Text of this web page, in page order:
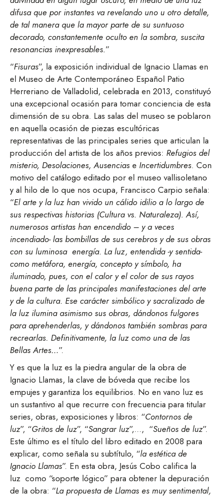
difusa que por instantes va revelando uno u otro detalle,
de tal manera que la mayor parte de su suntuoso
decorado, constantemente oculto en la sombra, suscita
resonancias inexpresables.”
“Fisuras”, la exposición individual de Ignacio Llamas en
el Museo de Arte Contemporáneo Español Patio
Herreriano de Valladolid, celebrada en 2013, constituyó
una excepcional ocasión para tomar conciencia de esta
dimensión de su obra. Las salas del museo se poblaron
en aquella ocasión de piezas escultóricas
representativas de las principales series que articulan la
producción del artista de los años previos: Refugios del
misterio, Desolaciones, Ausencias e Incertidumbres. Con
motivo del catálogo editado por el museo vallisoletano
y al hilo de lo que nos ocupa, Francisco Carpio señala:
“El arte y la luz han vivido un cálido idilio a lo largo de
sus respectivas historias (Cultura vs. Naturaleza). Así,
numerosos artistas han encendido – y a veces
incendiado- las bombillas de sus cerebros y de sus obras
con su luminosa energía. La luz, entendida -y sentida-
como metáfora, energía, concepto y símbolo, ha
iluminado, pues, con el calor y el color de sus rayos
buena parte de las principales manifestaciones del arte
y de la cultura. Ese carácter simbólico y sacralizado de
la luz ilumina asimismo sus obras, dándonos fulgores
para aprehenderlas, y dándonos también sombras para
recrearlas. Definitivamente, la luz como una de las
Bellas Artes…”.
Y es que la luz es la piedra angular de la obra de
Ignacio Llamas, la clave de bóveda que recibe los
empujes y garantiza los equilibrios. No en vano luz es
un sustantivo al que recurre con frecuencia para titular
series, obras, exposiciones y libros: “Contornos de
luz”, “Gritos de luz”, “Sangrar luz”,…, “Sueños de luz”.
Este último es el título del libro editado en 2008 para
explicar, como señala su subtítulo, “la estética de
Ignacio Llamas”. En esta obra, Jesús Cobo califica la
luz como “soporte lógico” para obtener la depuración
de la obra: “La propuesta de Llamas es muy sentimental,